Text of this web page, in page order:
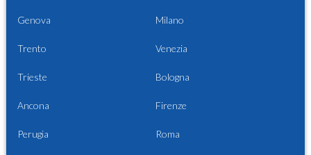
Genova Milano
Trento Venezia
Trieste Bologna
Ancona Firenze
Perugia Roma